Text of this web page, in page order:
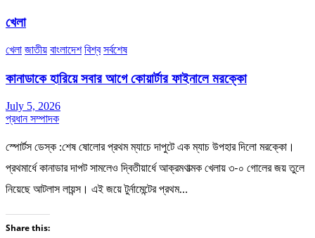
খেলা
খেলা জাতীয় বাংলাদেশ বিশ্ব সর্বশেষ
কানাডাকে হারিয়ে সবার আগে কোয়ার্টার ফাইনালে মরক্কো
July 5, 2026
প্রধান সম্পাদক
স্পোর্টস ডেস্ক :শেষ ষোলোর প্রথম ম্যাচে দাপুটে এক ম্যাচ উপহার দিলো মরক্কো।
প্রথমার্ধে কানাডার দাপট সামলেও দ্বিতীয়ার্ধে আক্রমণাত্মক খেলায় ৩-০ গোলের জয় তুলে
নিয়েছে আটলাস লায়ন্স। এই জয়ে টুর্নামেন্টের প্রথম…
Share this: